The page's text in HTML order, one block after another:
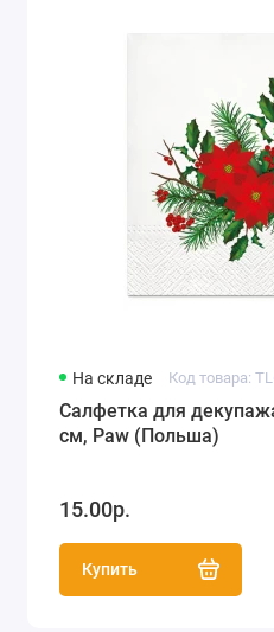
Любовь, свадьба (74)
Разное (63)
Детство, игрушки,
На складе Код товара:
Салфетка для
см, Paw (Польша)
15.00р.
Купить